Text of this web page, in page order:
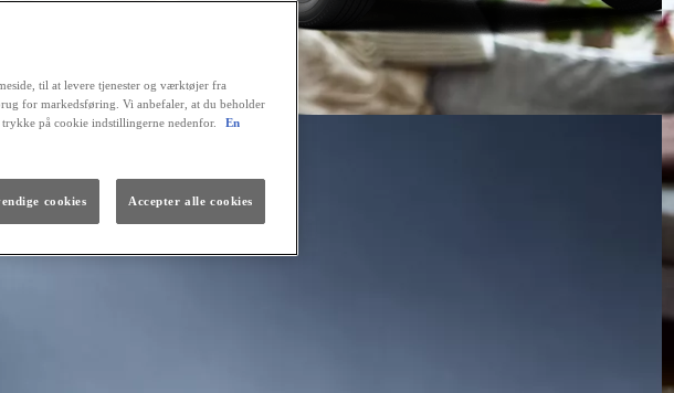
nye GR GT
soul lives on.
til at levere tjenester og værktøjer fra
for markedsføring. Vi anbefaler, at du beholder
på cookie indstillingerne nedenfor.
En
cookies Accepter alle cookies